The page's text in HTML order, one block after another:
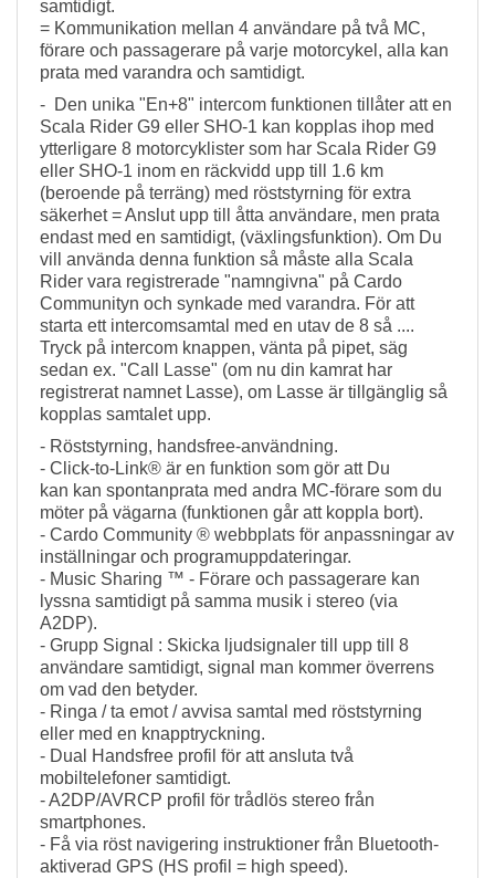
samtidigt.
= Kommunikation mellan 4 användare på två MC,
förare och passagerare på varje motorcykel, alla kan
prata med varandra och samtidigt.
- Den unika "En+8" intercom funktionen tillåter att en
Scala Rider G9 eller SHO-1 kan kopplas ihop med
ytterligare 8 motorcyklister som har Scala Rider G9
eller SHO-1 inom en räckvidd upp till 1.6 km
(beroende på terräng) med röststyrning för extra
säkerhet = Anslut upp till åtta användare, men prata
endast med en samtidigt, (växlingsfunktion). Om Du
vill använda denna funktion så måste alla Scala
Rider vara registrerade "namngivna" på Cardo
Communityn och synkade med varandra. För att
starta ett intercomsamtal med en utav de 8 så ....
Tryck på intercom knappen, vänta på pipet, säg
sedan ex. "Call Lasse" (om nu din kamrat har
registrerat namnet Lasse), om Lasse är tillgänglig så
kopplas samtalet upp.
- Röststyrning, handsfree-användning.
- Click-to-Link® är en funktion som gör att Du
kan kan spontanprata med andra MC-förare som du
möter på vägarna (funktionen går att koppla bort).
- Cardo Community ® webbplats för anpassningar av
inställningar och programuppdateringar.
- Music Sharing ™ - Förare och passagerare kan
lyssna samtidigt på samma musik i stereo (via
A2DP).
- Grupp Signal : Skicka ljudsignaler till upp till 8
användare samtidigt, signal man kommer överrens
om vad den betyder.
- Ringa / ta emot / avvisa samtal med röststyrning
eller med en knapptryckning.
- Dual Handsfree profil för att ansluta två
mobiltelefoner samtidigt.
- A2DP/AVRCP profil för trådlös stereo från
smartphones.
- Få via röst navigering instruktioner från Bluetooth-
aktiverad GPS (HS profil = high speed).